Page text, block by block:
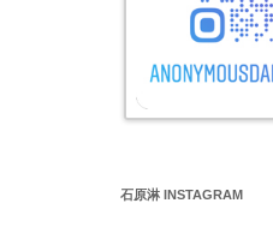
石原淋 INSTAGRAM